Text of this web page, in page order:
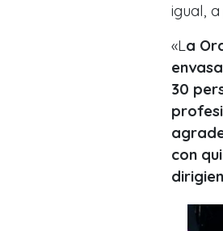
igual,
«L a
30
con